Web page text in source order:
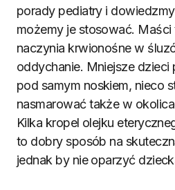
porady pediatry i
możemy je stosować. Maści
naczynia krwionośne w
oddychanie. Mniejsze dzieci
pod samym noskiem, nieco
nasmarować także w
Kilka kropel olejku
to dobry sposób na
jednak by nie oparzyć